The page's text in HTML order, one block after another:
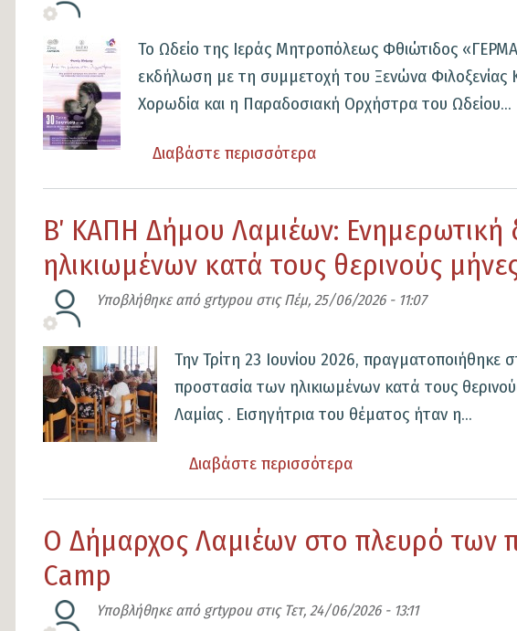
του
επιμορφωτικού
προγράμματος
Πρώτων
το
προσωπικό
των
Κοινωνικών
Εικόνα
Το Ωδείο της Ιεράς Μητροπόλεως Φθιώτιδος
εκδήλωση με τη συμμετοχή του Ξενώνα
Χορωδία και η Παραδοσιακή Ορχήστρα του Ωδείου...
Διαβάστε περισσότερα
ΜΝΗΜΗΣ»
Από
τη
θυγατέρα
Ένα
μουσικό
–
ελληνικής
Β΄ ΚΑΠΗ Δήμου Λαμιέων:
ηλικιωμένων κατά τους θερινούς
Υποβλήθηκε από grtypouστιςΠέμ, 25/06/2026 - 11:07
Εικόνα
Την Τρίτη 23 Ιουνίου 2026,
προστασία των ηλικιωμένων κατά τους
Λαμίας . Εισηγήτρια του θέματος ήταν η...
Διαβάστε περισσότερα
ΚΑΠΗ
Λαμιέων:
Ο Δήμαρχος Λαμιέων στο πλευρό των
Camp
Υποβλήθηκε από grtypouστις Τετ, 24/06/2026 - 13:11